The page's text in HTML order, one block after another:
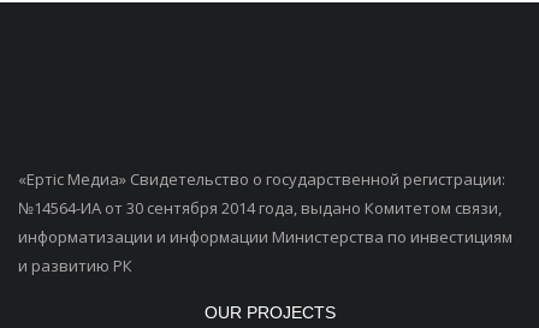
«Ертiс Медиа» Свидетельство о государственной регистрации:
№14564-ИА от 30 сентября 2014 года, выдано Комитетом связи,
информатизации и информации Министерства по инвестициям
и развитию РК
OUR PROJECTS